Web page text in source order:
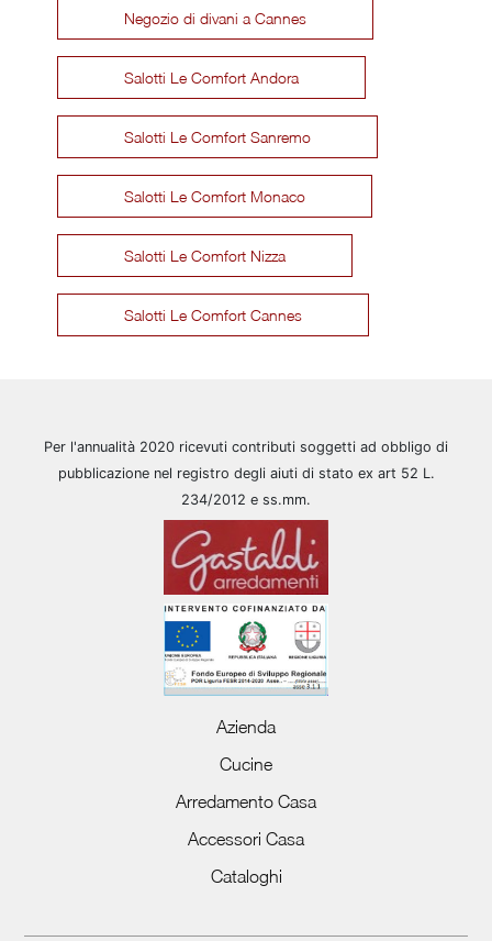
Negozio di divani a Cannes
Salotti Le Comfort Andora
Salotti Le Comfort Sanremo
Salotti Le Comfort Monaco
Salotti Le Comfort Nizza
Salotti Le Comfort Cannes
Per l'annualità 2020 ricevuti contributi soggetti ad obbligo di
pubblicazione nel registro degli aiuti di stato ex art 52 L.
234/2012 e ss.mm.
Azienda
Cucine
Arredamento Casa
Accessori Casa
Cataloghi